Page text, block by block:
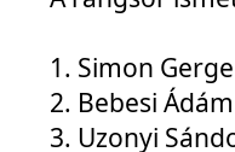
1. Simon
2. Bebesi
3. Uzonyi